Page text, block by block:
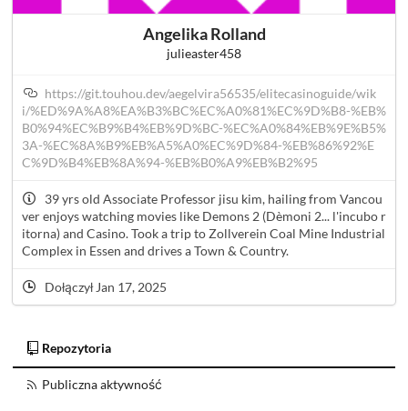
Angelika Rolland
julieaster458
https://git.touhou.dev/aegelvira56535/elitecasinoguide/wik
i/%ED%9A%A8%EA%B3%BC%EC%A0%81%EC%9D%B8-%EB%
B0%94%EC%B9%B4%EB%9D%BC-%EC%A0%84%EB%9E%B5%
3A-%EC%8A%B9%EB%A5%A0%EC%9D%84-%EB%86%92%E
C%9D%B4%EB%8A%94-%EB%B0%A9%EB%B2%95
39 yrs old Associate Professor jisu kim, hailing from Vancou
ver enjoys watching movies like Demons 2 (Dèmoni 2... l'incubo r
itorna) and Casino. Took a trip to Zollverein Coal Mine Industrial
Complex in Essen and drives a Town & Country.
Dołączył Jan 17, 2025
Repozytoria
Publiczna aktywność